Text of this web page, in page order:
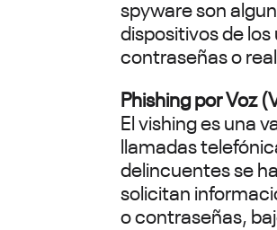
spyware son
dispositivos de
contraseñas o
Phishing por Voz
El vishing es una
llamadas
delincuentes se
solicitan
o contraseñas,